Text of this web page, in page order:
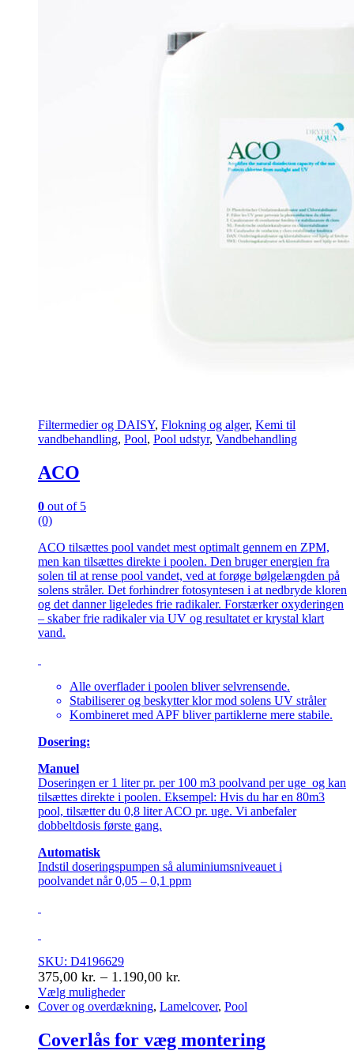
Filtermedier og DAISY, Flokning og alger, Kemi til
vandbehandling, Pool, Pool udstyr, Vandbehandling
ACO
0 out of 5
(0)
ACO tilsættes pool vandet mest optimalt gennem en ZPM,
men kan tilsættes direkte i poolen. Den bruger energien fra
solen til at rense pool vandet, ved at forøge bølgelængden på
solens stråler. Det forhindrer fotosyntesen i at nedbryde kloren
og det danner ligeledes frie radikaler. Forstærker oxyderingen
– skaber frie radikaler via UV og resultatet er krystal klart
vand.
Alle overflader i poolen bliver selvrensende.
Stabiliserer og beskytter klor mod solens UV stråler
Kombineret med APF bliver partiklerne mere stabile.
Dosering:
Manuel
Doseringen er 1 liter pr. per 100 m3 poolvand per uge og kan
tilsættes direkte i poolen. Eksempel: Hvis du har en 80m3
pool, tilsætter du 0,8 liter ACO pr. uge. Vi anbefaler
dobbeltdosis første gang.
Automatisk
Indstil doseringspumpen så aluminiumsniveauet i
poolvandet når 0,05 – 0,1 ppm
SKU: D4196629
375,00 kr. – 1.190,00 kr.
til
Vælg muligheder
Dette
har
flere
Cover og overdækning, Lamelcover, Pool
Coverlås for væg montering